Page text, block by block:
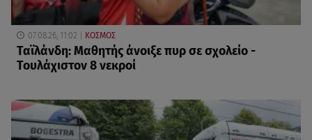
07.08.26, 11:02 ΚΟΣΜΟΣ
Ταϊλάνδη: Μαθητής άνοιξε πυρ σε σχολείο -
Τουλάχιστον 8 νεκροί